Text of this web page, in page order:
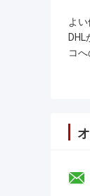
よい
コ